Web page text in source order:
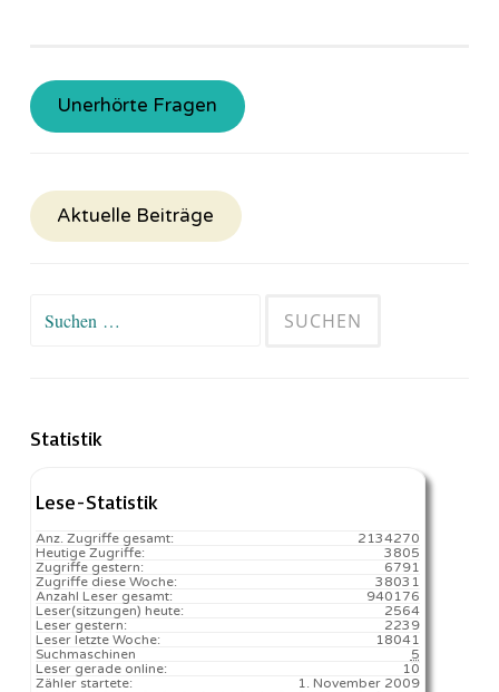
Unerhörte Fragen
Aktuelle Beiträge
Suchen
Statistik
Lese-Statistik
2134270
Anz. Zugriffe gesamt:
3805
Heutige Zugriffe:
6791
Zugriffe gestern:
38031
Zugriffe diese Woche:
940176
Anzahl Leser gesamt:
2564️
Leser(sitzungen) heute:
2239
Leser gestern:
18041️
Leser letzte Woche:
5
Suchmaschinen
10
Leser gerade online:
1. November 2009
Zähler startete: